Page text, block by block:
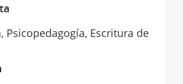
Psicopedagogía, Escritura de